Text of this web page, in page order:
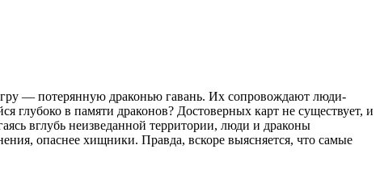
— потерянную драконью гавань. Их сопровождают люди-
глубоко в памяти драконов? Достоверных карт не существует, и
вглубь неизведанной территории, люди и драконы
опаснее хищники. Правда, вскоре выясняется, что самые